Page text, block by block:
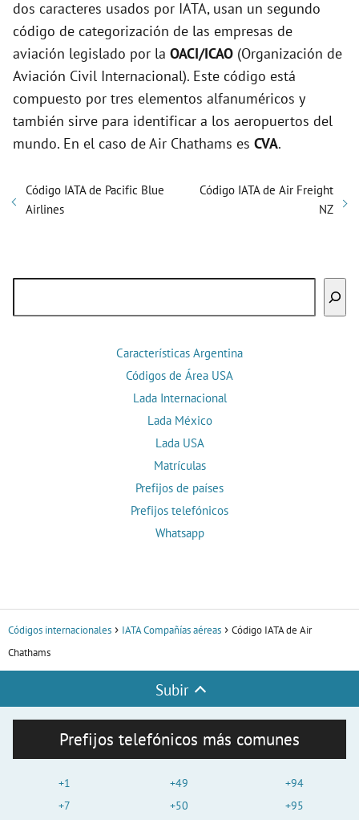
dos caracteres usados por IATA, usan un segundo
código de categorización de las empresas de
aviación legislado por la OACI/ICAO (Organización de
Aviación Civil Internacional). Este código está
compuesto por tres elementos alfanuméricos y
también sirve para identificar a los aeropuertos del
mundo. En el caso de Air Chathams es CVA.
Código IATA de Pacific Blue
Airlines
Código IATA de Air Freight
NZ
Características Argentina
Códigos de Área USA
Lada Internacional
Lada México
Lada USA
Matrículas
Prefijos de países
Prefijos telefónicos
Whatsapp
Códigos internacionales IATA Compañías aéreas
Código IATA de Air
Chathams
Subir
Prefijos telefónicos más comunes
+1
+7
+49
+50
+94
+95